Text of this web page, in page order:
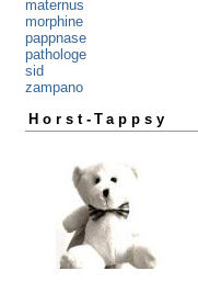
maternus
morphine
pappnase
pathologe
sid
zampano
Horst-Tappsy